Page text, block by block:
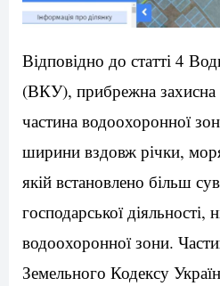
Відповідно до статті 4
(ВКУ), прибрежна
частина водоохоронної
ширини вздовж річки,
якій встановлено більш
господарської діяльності,
водоохоронної зони.
Земельного Кодексу